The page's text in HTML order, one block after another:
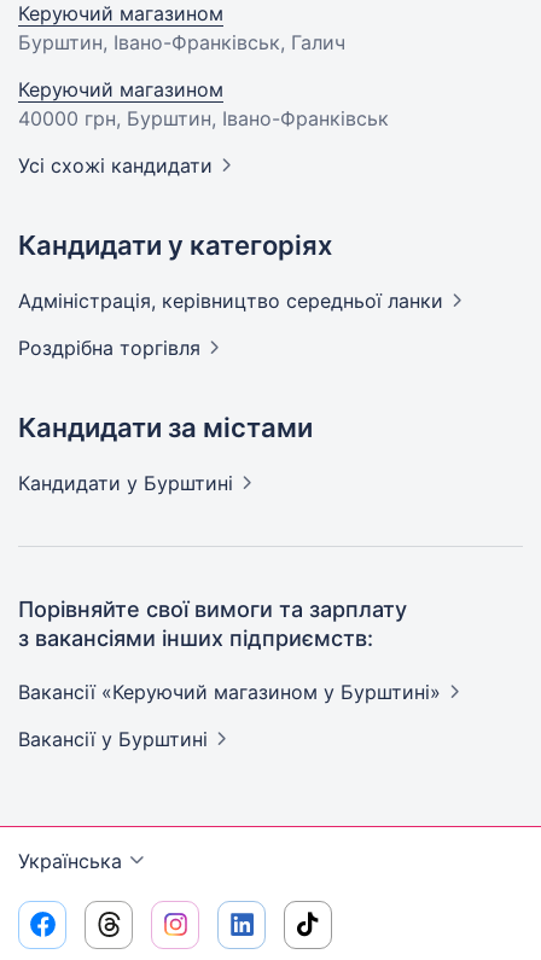
Керуючий магазином
Бурштин, Івано-Франківськ, Галич
Керуючий магазином
40000 грн, Бурштин, Івано-Франківськ
Усі схожі кандидати
Кандидати у категоріях
Адмiнiстрацiя, керівництво середньої ланки
Роздрібна торгівля
Кандидати за містами
Кандидати у Бурштині
Порівняйте свої вимоги та зарплату
з вакансіями інших підприємств:
Вакансії «Керуючий магазином у Бурштині»
Вакансії у Бурштині
Українська